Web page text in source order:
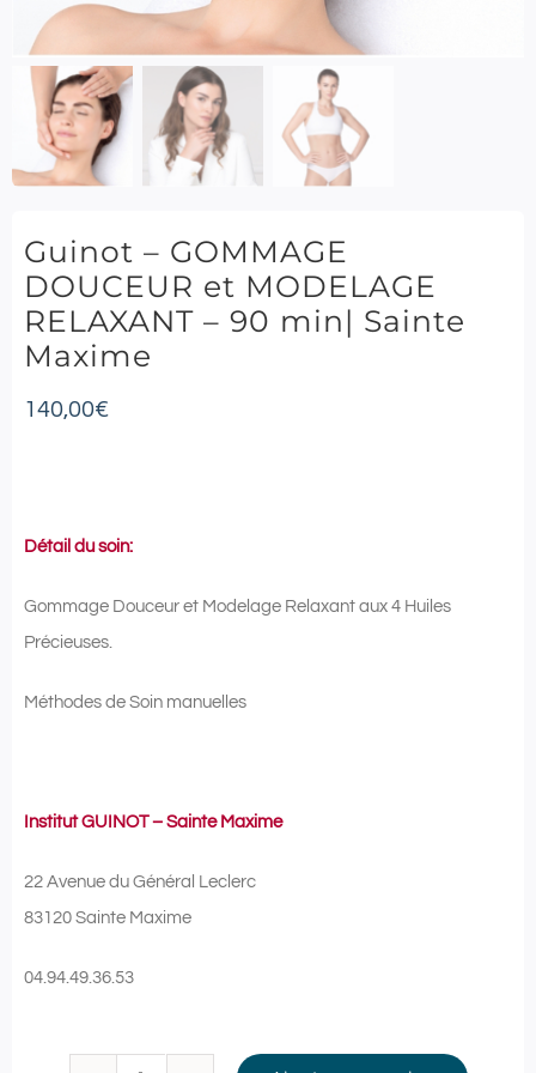
Guinot – GOMMAGE
DOUCEUR et MODELAGE
RELAXANT – 90 min| Sainte
Maxime
140,00€
Détail du soin:
Gommage Douceur et Modelage Relaxant aux 4 Huiles
Précieuses.
Méthodes de Soin manuelles
Institut GUINOT – Sainte Maxime
22 Avenue du Général Leclerc
83120 Sainte Maxime
04.94.49.36.53